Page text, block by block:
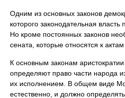
Одним из основных законов
которого законодательная власть
Но кроме постоянных законов
сената, которые относятся к
К основным законам
определяют право части народа
их исполнением. В общем виде
естественно, и должно